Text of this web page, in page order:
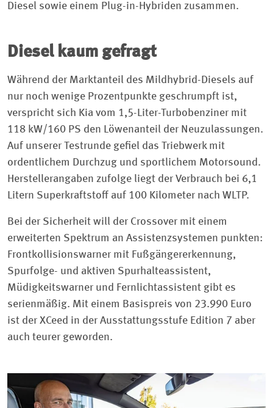
Diesel sowie einem Plug-in-Hybriden zusammen.
Diesel kaum gefragt
Während der Marktanteil des Mildhybrid-Diesels auf
nur noch wenige Prozentpunkte geschrumpft ist,
verspricht sich Kia vom 1,5-Liter-Turbobenziner mit
118 kW/160 PS den Löwenanteil der Neuzulassungen.
Auf unserer Testrunde gefiel das Triebwerk mit
ordentlichem Durchzug und sportlichem Motorsound.
Herstellerangaben zufolge liegt der Verbrauch bei 6,1
Litern Superkraftstoff auf 100 Kilometer nach WLTP.
Bei der Sicherheit will der Crossover mit einem
erweiterten Spektrum an Assistenzsystemen punkten:
Frontkollisionswarner mit Fußgängererkennung,
Spurfolge- und aktiven Spurhalteassistent,
Müdigkeitswarner und Fernlichtassistent gibt es
serienmäßig. Mit einem Basispreis von 23.990 Euro
ist der XCeed in der Ausstattungsstufe Edition 7 aber
auch teurer geworden.